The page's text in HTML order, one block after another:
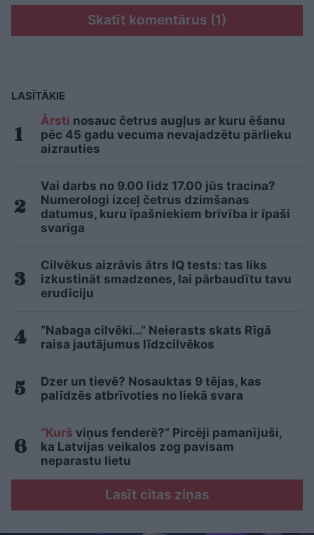
Skatīt komentārus (1)
LASĪTĀKIE
Ārsti nosauc četrus augļus ar kuru ēšanu
pēc 45 gadu vecuma nevajadzētu pārlieku
aizrauties
Vai darbs no 9.00 līdz 17.00 jūs tracina?
Numerologi izceļ četrus dzimšanas
datumus, kuru īpašniekiem brīvība ir īpaši
svarīga
Cilvēkus aizrāvis ātrs IQ tests: tas liks
izkustināt smadzenes, lai pārbaudītu tavu
erudīciju
“Nabaga cilvēki…” Neierasts skats Rīgā
raisa jautājumus līdzcilvēkos
Dzer un tievē? Nosauktas 9 tējas, kas
palīdzēs atbrīvoties no liekā svara
“Kurš viņus fenderē?” Pircēji pamanījuši,
ka Latvijas veikalos zog pavisam
neparastu lietu
Lasīt citas ziņas